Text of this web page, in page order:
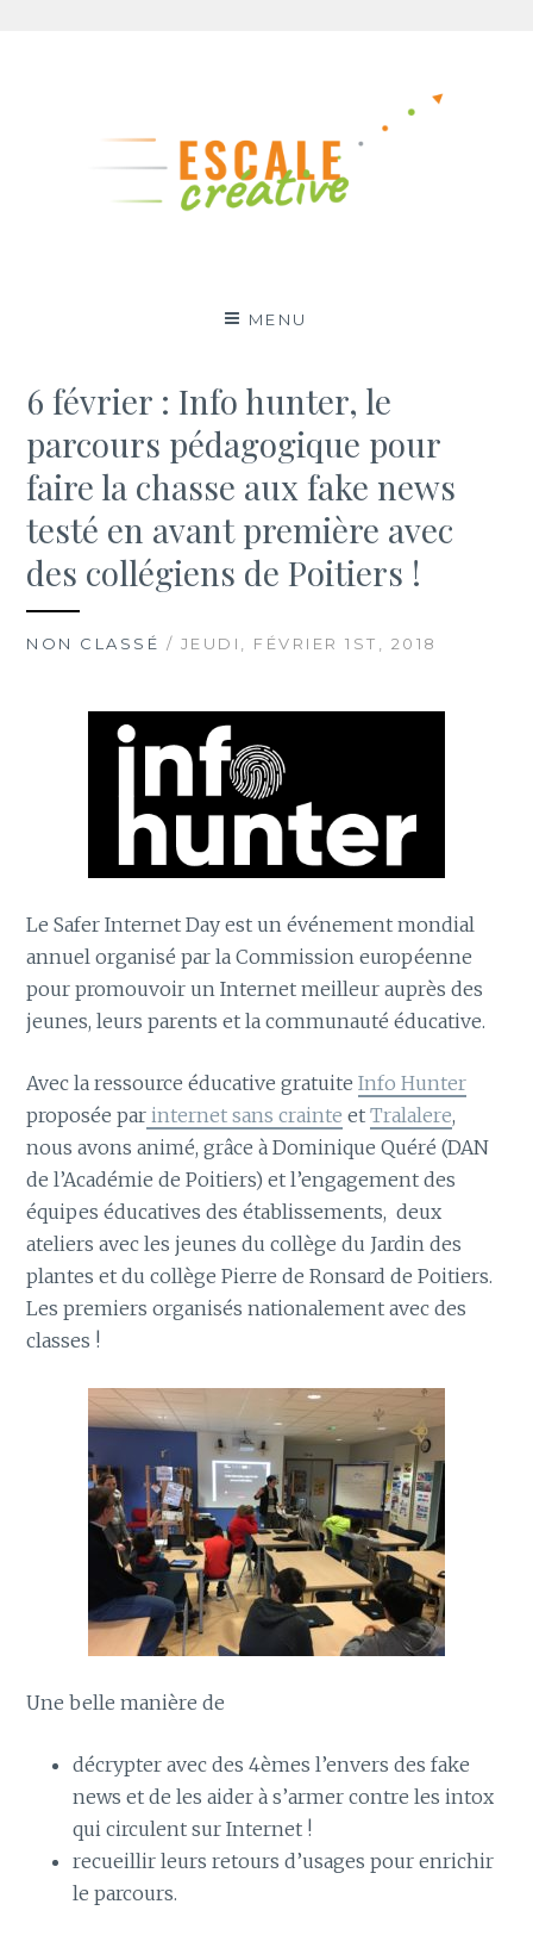
MENU
6 février : Info hunter, le
parcours pédagogique pour
faire la chasse aux fake news
testé en avant première avec
des collégiens de Poitiers !
NON CLASSÉ / JEUDI, FÉVRIER 1ST, 2018
Le Safer Internet Day est un événement mondial
annuel organisé par la Commission européenne
pour promouvoir un Internet meilleur auprès des
jeunes, leurs parents et la communauté éducative.
Avec la ressource éducative gratuiteInfo Hunter
proposée par internet sans crainte etTralalere,
nous avons animé, grâce à Dominique Quéré (DAN
de l’Académie de Poitiers) et l’engagement des
équipes éducatives des établissements, deux
ateliers avec les jeunes du collège du Jardin des
plantes et du collège Pierre de Ronsard de Poitiers.
Les premiers organisés nationalement avec des
classes !
Une belle manière de
décrypter avec des 4èmes l’envers des fake
news et de les aider à s’armer contre les intox
qui circulent sur Internet !
recueillir leurs retours d’usages pour enrichir
le parcours.